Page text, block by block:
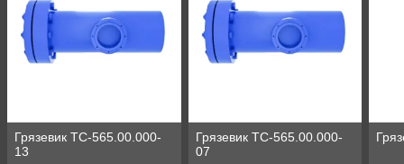
Грязевик ТС-565.00.000-
13
Грязевик ТС-565.00.000-
07